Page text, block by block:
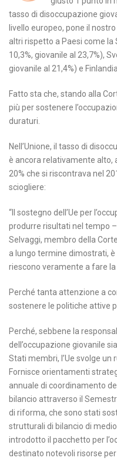
tasso di disoccupazione
livello europeo, pone il
altri rispetto a Paesi come
10,3%, giovanile al 23,7%),
giovanile al 21,4%) e
Fatto sta che, stando alla
più per sostenere
duraturi.
Nell’Unione, il tasso di
è ancora relativamente alto,
20% che si riscontrava nel
sciogliere:
“Il sostegno dell’Ue per
produrre risultati nel tempo
Selvaggi, membro della
a lungo termine dimostrati,
riescono veramente a fare
Perché tanta attenzione a
sostenere le politiche attive
Perché, sebbene la
dell’occupazione giovanile
Stati membri, l’Ue svolge un
Fornisce orientamenti
annuale di coordinamento
bilancio attraverso il
di riforma, che sono stati
strutturali di bilancio di
introdotto il pacchetto per
destinato notevoli risorse